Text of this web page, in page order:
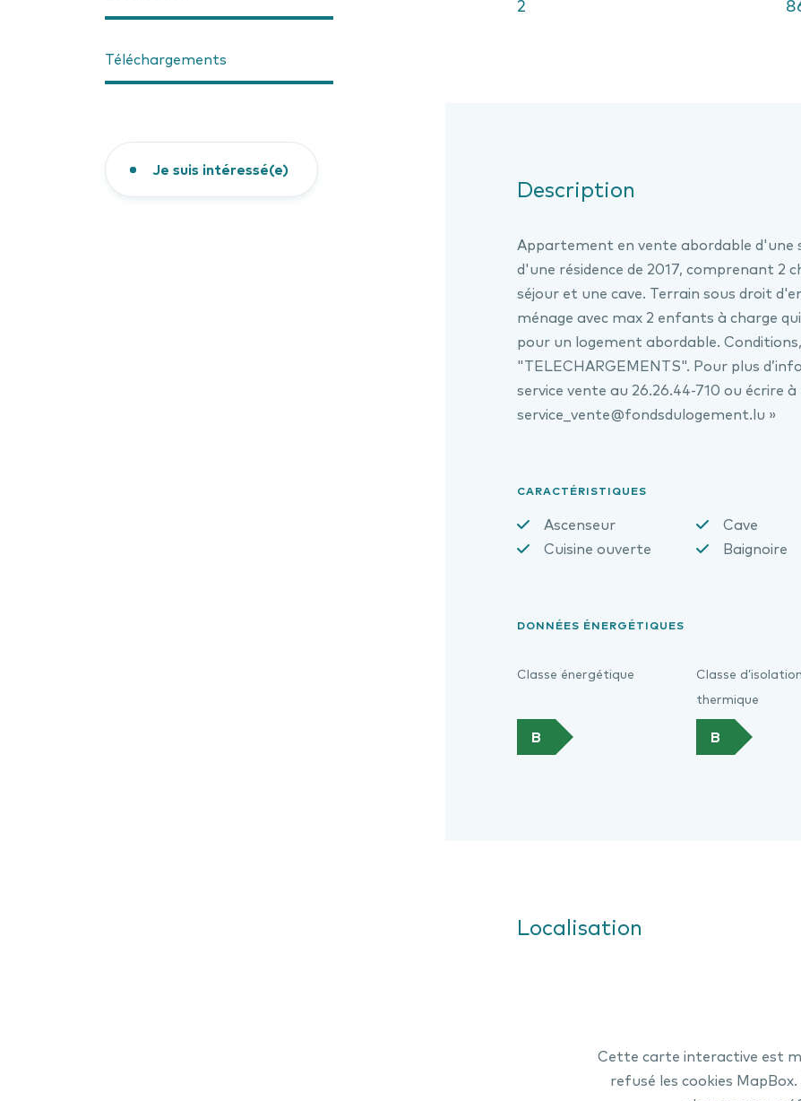
Téléchargements
Je suis intéressé(e)
2
Description
Appartement en vente abordable d'une
d'une résidence de 2017, comprenant 2
séjour et une cave. Terrain sous droit
ménage avec max 2 enfants à charge
pour un logement abordable.
"TELECHARGEMENTS". Pour plus
service vente au 26.26.44-710 ou écrire à
service_vente@fondsdulogement.lu »
CARACTÉRISTIQUES
Ascenseur Cave
Cuisine ouverte
Baignoire
DONNÉES ÉNERGÉTIQUES
Classe énergétique
B
Classe d’isolation
thermique
B
Localisation
Cette carte interactive est
refusé les cookies